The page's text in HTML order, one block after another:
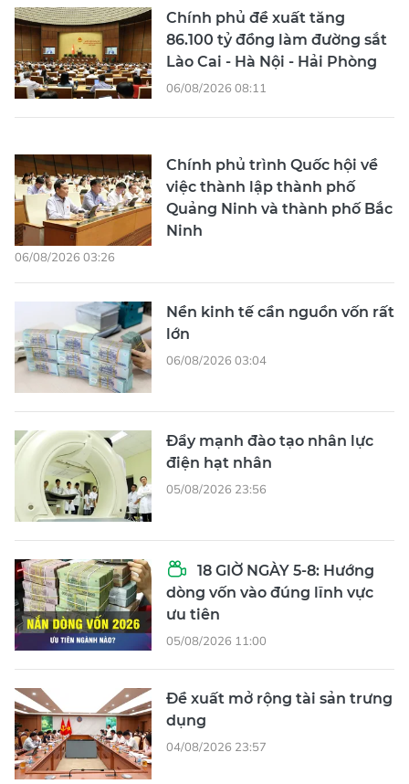
Chính phủ đề xuất tăng
86.100 tỷ đồng làm đường sắt
Lào Cai - Hà Nội - Hải Phòng
06/08/2026 08:11
Chính phủ trình Quốc hội về
việc thành lập thành phố
Quảng Ninh và thành phố Bắc
Ninh
06/08/2026 03:26
Nền kinh tế cần nguồn vốn rất
lớn
06/08/2026 03:04
Đẩy mạnh đào tạo nhân lực
điện hạt nhân
05/08/2026 23:56
18 GIỜ NGÀY 5-8: Hướng
dòng vốn vào đúng lĩnh vực
ưu tiên
05/08/2026 11:00
Đề xuất mở rộng tài sản trưng
dụng
04/08/2026 23:57